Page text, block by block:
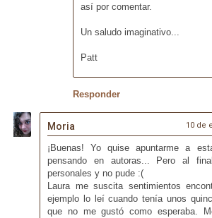
así por comentar.
Un saludo imaginativo...
Patt
Responder
Moria 10 de
¡Buenas! Yo quise apuntarme a
pensando en autoras... Pero al
personales y no pude :(
Laura me suscita sentimientos
ejemplo lo leí cuando tenía unos
que no me gustó como esperaba.